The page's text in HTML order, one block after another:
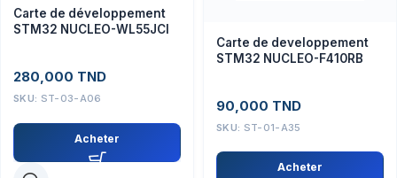
Carte de développement
STM32 NUCLEO-WL55JCI
280,000 TND
SKU: ST-03-A06
Acheter
Carte de developpement
STM32 NUCLEO-F410RB
90,000 TND
SKU: ST-01-A35
Acheter